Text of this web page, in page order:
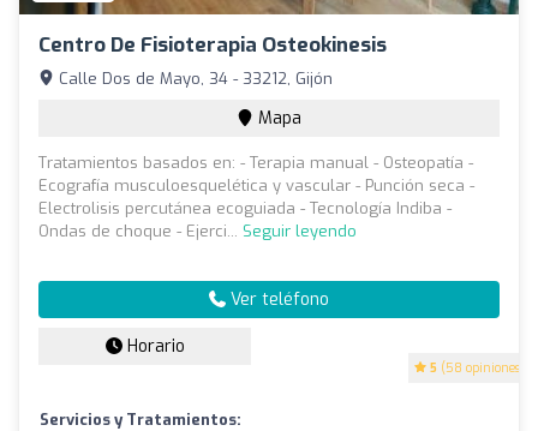
Centro De Fisioterapia Osteokinesis
5 (58 opiniones)
Calle Dos de Mayo, 34 - 33212, Gijón
Mapa
Tratamientos basados en: - Terapia manual - Osteopatía -
Ecografía musculoesquelética y vascular - Punción seca -
Electrolisis percutánea ecoguiada - Tecnología Indiba -
Ondas de choque - Ejerci... Seguir leyendo
Ver teléfono
Horario
Servicios y Tratamientos: